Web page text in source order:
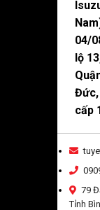
04/
lộ
Đức,
cấp
79
Tỉnh